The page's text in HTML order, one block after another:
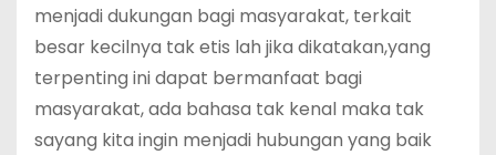
menjadi dukungan bagi masyarakat, terkait
besar kecilnya tak etis lah jika dikatakan,yang
terpenting ini dapat bermanfaat bagi
masyarakat, ada bahasa tak kenal maka tak
sayang kita ingin menjadi hubungan yang baik